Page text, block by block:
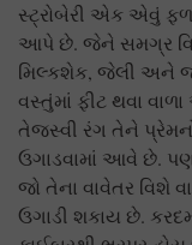
સ્ટ્રોબેરી એક એવું
આપે છે. જેને સમગ્ર
મિલ્કશેક, જેલી અને
વસ્તુંમાં ફીટ થવા
તેજસ્વી રંગ તેને
ઉગાડવામાં આવે છે.
જો તેના વાવેતર વિશે
ઉગાડી શકાય છે.